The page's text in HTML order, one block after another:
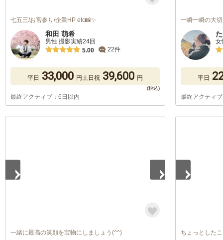
七五三/お宮参り/企業HP etc📸✨
和田 萌希
男性 撮影実績24回
5.00
22件
平日 33,000 円土日祝 39,600 円
最終アクティブ：6日以内
一瞬一瞬の大
女
平日
最終アクティ
一緒に最高の笑顔を宝物にしましょう(^^) ちょっとした